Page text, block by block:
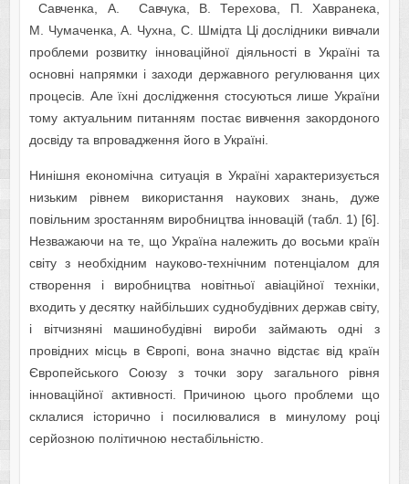
Савченка, А. Савчука, В. Терехова, П. Хавранека,
М. Чумаченка, А. Чухна, С. Шмідта Ці дослідники вивчали
проблеми розвитку інноваційної діяльності в Україні та
основні напрямки і заходи державного регулювання цих
процесів. Але їхні дослідження стосуються лише України
тому актуальним питанням постає вивчення закордоного
досвіду та впровадження його в Україні.
Нинішня економічна ситуація в Україні характеризується
низьким рівнем використання наукових знань, дуже
повільним зростанням виробництва інновацій (табл. 1) [6].
Незважаючи на те, що Україна належить до восьми країн
світу з необхідним науково-технічним потенціалом для
створення і виробництва новітньої авіаційної техніки,
входить у десятку найбільших суднобудівних держав світу,
і вітчизняні машинобудівні вироби займають одні з
провідних місць в Європі, вона значно відстає від країн
Європейського Союзу з точки зору загального рівня
інноваційної активності. Причиною цього проблеми що
склалися історично і посилювалися в минулому році
серйозною політичною нестабільністю.